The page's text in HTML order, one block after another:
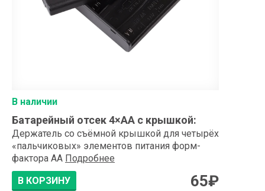
В наличии
Батарейный отсек 4×АA с крышкой:
Держатель со съёмной крышкой для четырёх
«пальчиковых» элементов питания форм-
фактора AA Подробнее
В КОРЗИНУ
65₽